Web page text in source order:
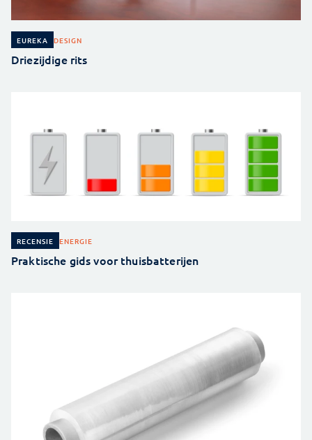
EUREKA DESIGN
Driezijdige rits
RECENSIE ENERGIE
Praktische gids voor thuisbatterijen